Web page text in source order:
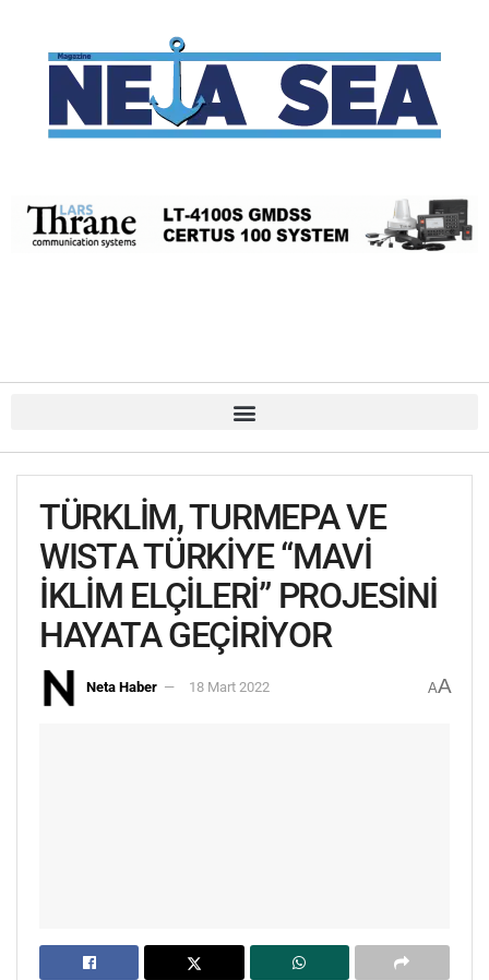
TÜRKLİM, TURMEPA VE
WISTA TÜRKİYE “MAVİ
İKLİM ELÇİLERİ” PROJESİNİ
HAYATA GEÇİRİYOR
Neta Haber 18 Mart 2022 AA